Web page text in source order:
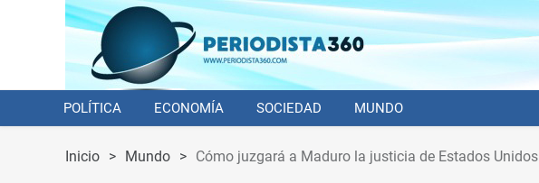
POLÍTICA ECONOMÍA SOCIEDAD MUNDO
Inicio > Mundo > Cómo juzgará a Maduro la justicia de Estados Unidos